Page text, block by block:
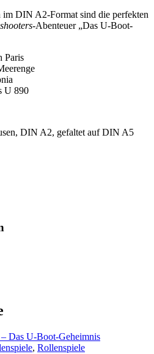
im DIN A2-Format sind die perfekten
-Abenteuer „Das U-Boot-
Paris
U 890
DIN A2, gefaltet auf DIN A5
, Rollenspiele